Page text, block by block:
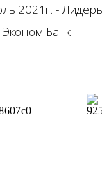
2021г. -
Банк